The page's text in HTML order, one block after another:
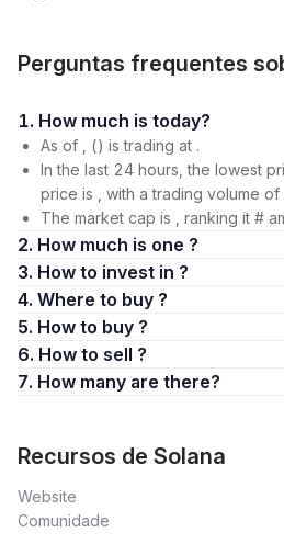
Perguntas frequentes
1. How much is today?
As of , () is trading at .
In the last 24 hours, the lowest
price is , with a trading volume of
The market cap is , ranking it #
2. How much is one ?
3. How to invest in ?
4. Where to buy ?
5. How to buy ?
6. How to sell ?
7. How many are there?
Recursos de Solana
Website
Comunidade